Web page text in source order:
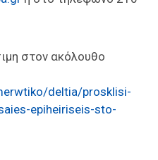
στον ακόλουθο
deltia/prosklisi-
epiheiriseis-sto-